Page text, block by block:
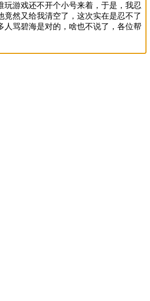
游戏还不开个小号来着，于是，我忍
然又给我清空了，这次实在是忍不了
人骂碧海是对的，啥也不说了，各位帮